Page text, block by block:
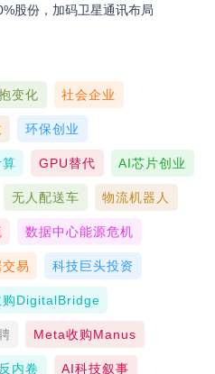
股份，加码卫星通讯布局
变化 社会企业
环保创业
GPU替代 AI芯片创业
无人配送车 物流机器人
数据中心能源危机
易 科技巨头投资
购DigitalBridge
Meta收购Manus
反内卷 AI科技叙事